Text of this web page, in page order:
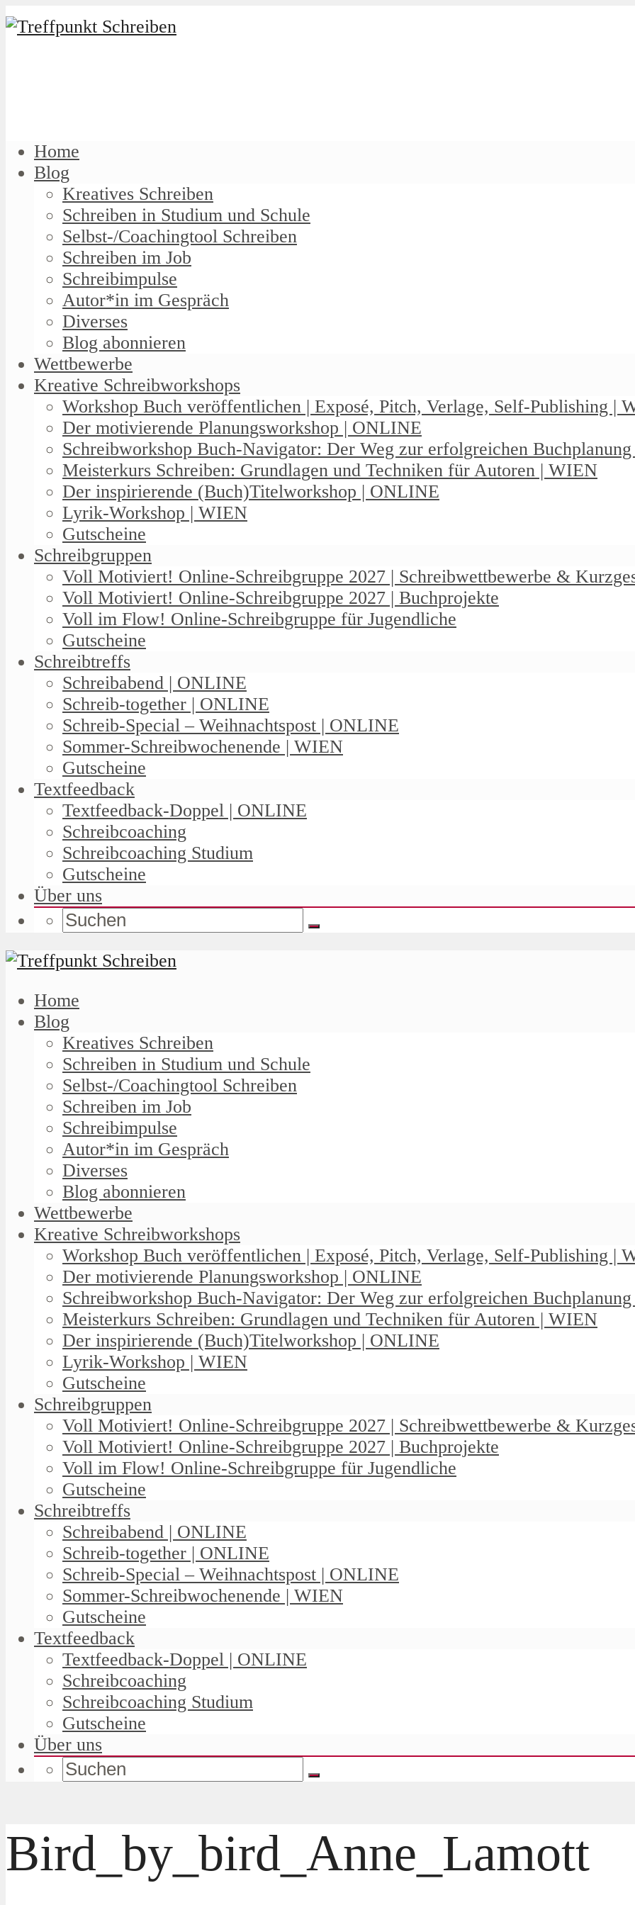
Home
Blog
Kreatives Schreiben
Schreiben in Studium und Schule
Selbst-/Coachingtool Schreiben
Schreiben im Job
Schreibimpulse
Autor*in im Gespräch
Diverses
Blog abonnieren
Wettbewerbe
Kreative Schreibworkshops
Workshop Buch veröffentlichen | Exposé, Pitch, Verlage, Self-Publishing |
Der motivierende Planungsworkshop | ONLINE
Schreibworkshop Buch-Navigator: Der Weg zur erfolgreichen
Meisterkurs Schreiben: Grundlagen und Techniken für Autoren | WIEN
Der inspirierende (Buch)Titelworkshop | ONLINE
Lyrik-Workshop | WIEN
Gutscheine
Schreibgruppen
Voll Motiviert! Online-Schreibgruppe 2027 | Schreibwettbewerbe &
Voll Motiviert! Online-Schreibgruppe 2027 | Buchprojekte
Voll im Flow! Online-Schreibgruppe für Jugendliche
Gutscheine
Schreibtreffs
Schreibabend | ONLINE
Schreib-together | ONLINE
Schreib-Special – Weihnachtspost | ONLINE
Sommer-Schreibwochenende | WIEN
Gutscheine
Textfeedback
Textfeedback-Doppel | ONLINE
Schreibcoaching
Schreibcoaching Studium
Gutscheine
Über uns
Home
Blog
Kreatives Schreiben
Schreiben in Studium und Schule
Selbst-/Coachingtool Schreiben
Schreiben im Job
Schreibimpulse
Autor*in im Gespräch
Diverses
Blog abonnieren
Wettbewerbe
Kreative Schreibworkshops
Workshop Buch veröffentlichen | Exposé, Pitch, Verlage, Self-Publishing |
Der motivierende Planungsworkshop | ONLINE
Schreibworkshop Buch-Navigator: Der Weg zur erfolgreichen
Meisterkurs Schreiben: Grundlagen und Techniken für Autoren | WIEN
Der inspirierende (Buch)Titelworkshop | ONLINE
Lyrik-Workshop | WIEN
Gutscheine
Schreibgruppen
Voll Motiviert! Online-Schreibgruppe 2027 | Schreibwettbewerbe &
Voll Motiviert! Online-Schreibgruppe 2027 | Buchprojekte
Voll im Flow! Online-Schreibgruppe für Jugendliche
Gutscheine
Schreibtreffs
Schreibabend | ONLINE
Schreib-together | ONLINE
Schreib-Special – Weihnachtspost | ONLINE
Sommer-Schreibwochenende | WIEN
Gutscheine
Textfeedback
Textfeedback-Doppel | ONLINE
Schreibcoaching
Schreibcoaching Studium
Gutscheine
Über uns
Bird_by_bird_Anne_Lamott